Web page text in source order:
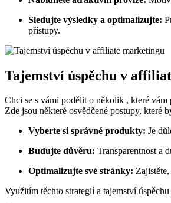
Sledujte výsledky a optimalizujte:
přístupy.
Tajemství úspěchu v
Chci se s vámi podělit o několik , které
Zde jsou některé osvědčené postupy, které
Vyberte si správné produkty: Je
Budujte důvěru: Transparentnost a
Optimalizujte své stránky:
Využitím těchto strategií a tajemství